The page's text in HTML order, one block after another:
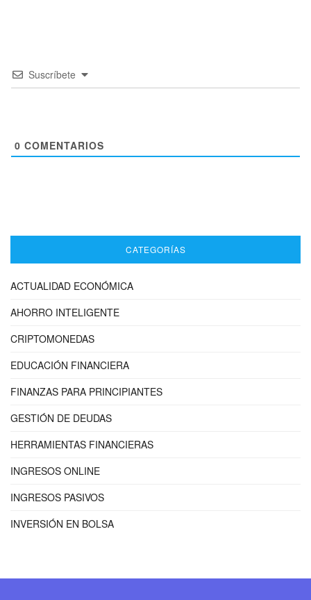
Suscríbete
0 COMENTARIOS
CATEGORÍAS
ACTUALIDAD ECONÓMICA
AHORRO INTELIGENTE
CRIPTOMONEDAS
EDUCACIÓN FINANCIERA
FINANZAS PARA PRINCIPIANTES
GESTIÓN DE DEUDAS
HERRAMIENTAS FINANCIERAS
INGRESOS ONLINE
INGRESOS PASIVOS
INVERSIÓN EN BOLSA